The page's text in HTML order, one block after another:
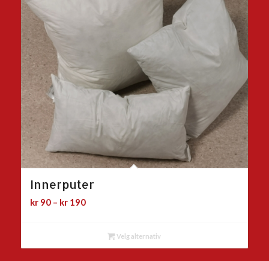
Innerputer
kr90 – kr190Prisområde:
kr 190
Velg alternativ